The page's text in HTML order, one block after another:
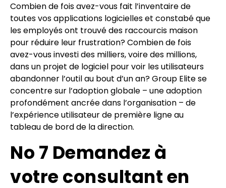
Combien de fois avez-vous fait l’inventaire de
toutes vos applications logicielles et constabé que
les employés ont trouvé des raccourcis maison
pour réduire leur frustration? Combien de fois
avez-vous investi des milliers, voire des millions,
dans un projet de logiciel pour voir les utilisateurs
abandonner l’outil au bout d’un an? Group Elite se
concentre sur l’adoption globale – une adoption
profondément ancrée dans l’organisation – de
l’expérience utilisateur de première ligne au
tableau de bord de la direction.
No 7 Demandez à
votre consultant en